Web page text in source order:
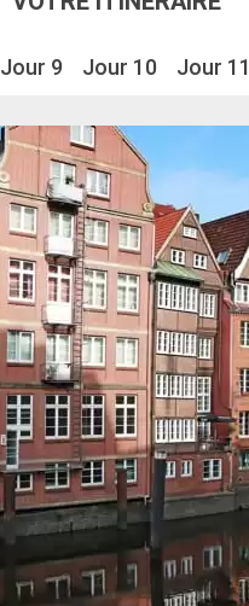
Jour 9 Jour 10 Jour 11